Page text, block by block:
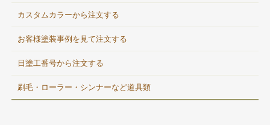
カスタムカラーから注文する
お客様塗装事例を見て注文する
日塗工番号から注文する
刷毛・ローラー・シンナーなど道具類